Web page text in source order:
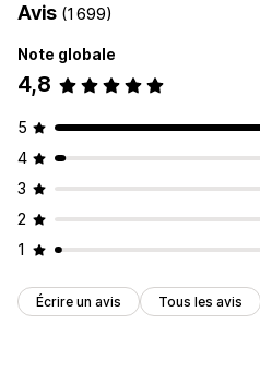
Avis (1 699)
Note globale
4,8
5
4
3
2
1
Écrire un avis Tous les avis